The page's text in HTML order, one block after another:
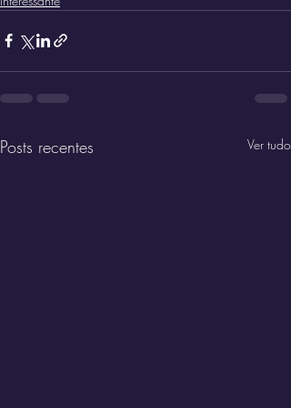
Posts recentes Ver tudo